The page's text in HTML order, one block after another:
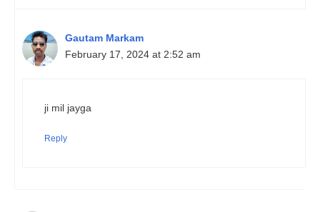
Gautam Markam
February 17, 2024 at 2:52 am
ji mil jayga
Reply